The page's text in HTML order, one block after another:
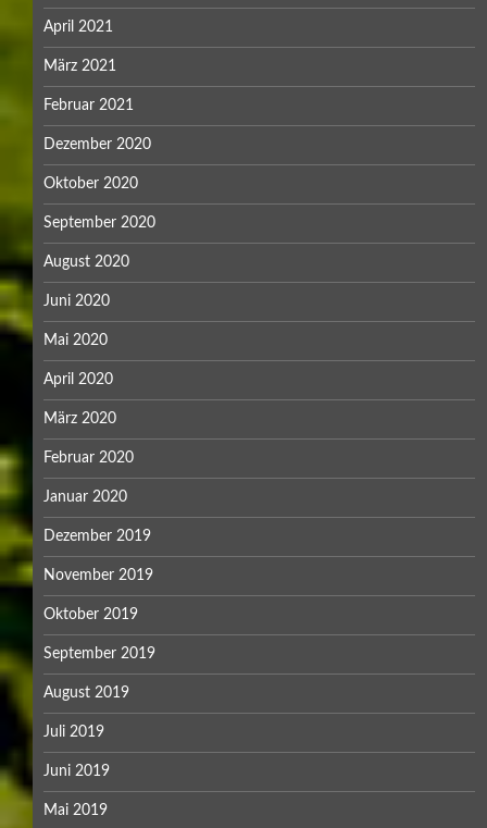
April 2021
März 2021
Februar 2021
Dezember 2020
Oktober 2020
September 2020
August 2020
Juni 2020
Mai 2020
April 2020
März 2020
Februar 2020
Januar 2020
Dezember 2019
November 2019
Oktober 2019
September 2019
August 2019
Juli 2019
Juni 2019
Mai 2019